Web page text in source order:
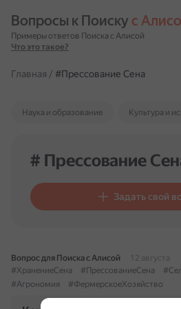
Вопросы к Поиску с
Примеры ответов Поиска с Алисой
Что это такое?
Главная / #Прессование Сена
Наука и образование Культура и
# Прессование
Задать свой
Вопрос для Поиска с Алисой
12 августа
#ХранениеСена
#ПрессованиеСена
#Агрономия
#ФермерскоеХозяйство